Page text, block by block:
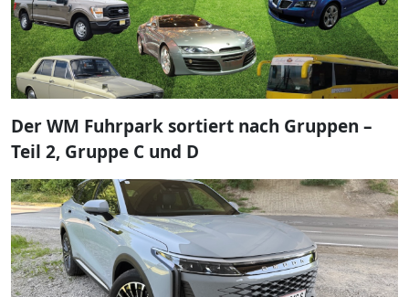
Der WM Fuhrpark sortiert nach Gruppen –
Teil 2, Gruppe C und D